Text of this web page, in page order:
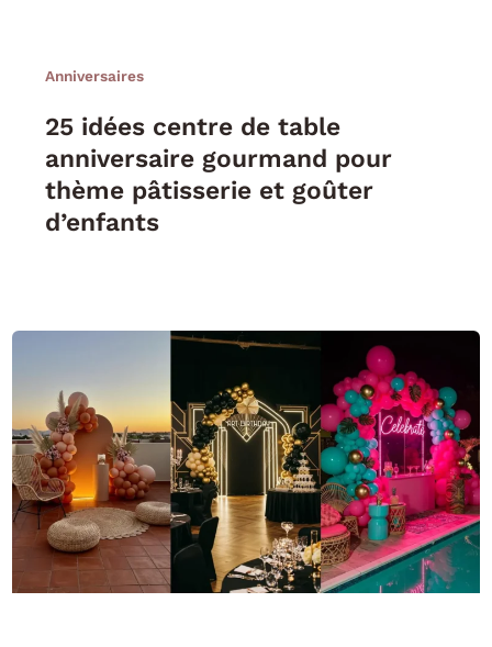
Anniversaires
25 idées centre de table
anniversaire gourmand pour
thème pâtisserie et goûter
d’enfants